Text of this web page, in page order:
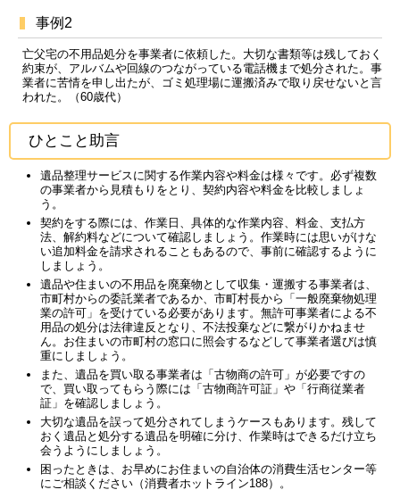
事例2
亡父宅の不用品処分を事業者に依頼した。大切な書類等は残しておく
約束が、アルバムや回線のつながっている電話機まで処分された。事
業者に苦情を申し出たが、ゴミ処理場に運搬済みで取り戻せないと言
われた。（60歳代）
ひとこと助言
遺品整理サービスに関する作業内容や料金は様々です。必ず複数
の事業者から見積もりをとり、契約内容や料金を比較しましょ
う。
契約をする際には、作業日、具体的な作業内容、料金、支払方
法、解約料などについて確認しましょう。作業時には思いがけな
い追加料金を請求されることもあるので、事前に確認するように
しましょう。
遺品や住まいの不用品を廃棄物として収集・運搬する事業者は、
市町村からの委託業者であるか、市町村長から「一般廃棄物処理
業の許可」を受けている必要があります。無許可事業者による不
用品の処分は法律違反となり、不法投棄などに繋がりかねませ
ん。お住まいの市町村の窓口に照会するなどして事業者選びは慎
重にしましょう。
また、遺品を買い取る事業者は「古物商の許可」が必要ですの
で、買い取ってもらう際には「古物商許可証」や「行商従業者
証」を確認しましょう。
大切な遺品を誤って処分されてしまうケースもあります。残して
おく遺品と処分する遺品を明確に分け、作業時はできるだけ立ち
会うようにしましょう。
困ったときは、お早めにお住まいの自治体の消費生活センター等
にご相談ください（消費者ホットライン188）。